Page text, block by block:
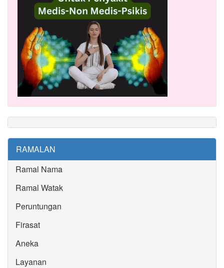
RAMALAN
Ramal Nama
Ramal Watak
Peruntungan
Firasat
Aneka
Layanan